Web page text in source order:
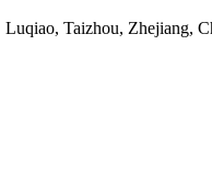
Taizhou, Zhejiang,